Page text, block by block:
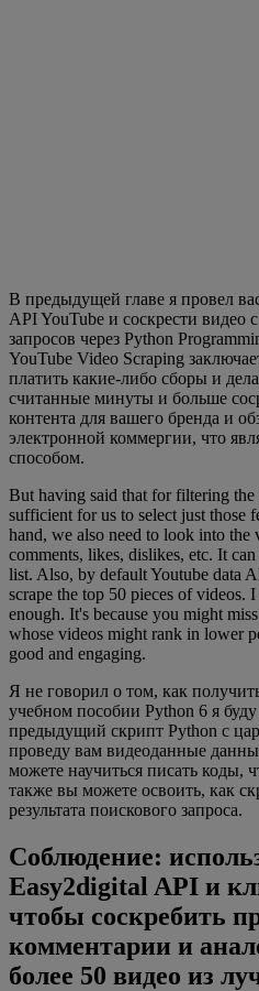
В предыдущей главе я провел
API YouTube и соскрести
запросов через Python
YouTube Video Scraping
платить какие-либо сборы и
считанные минуты и больше
контента для вашего бренда и
электронной коммергии, что
способом.
But having said that for filtering the
sufficient for us to select just those
hand, we also need to look into the
comments, likes, dislikes, etc. It
list. Also, by default Youtube data
scrape the top 50 pieces of videos.
enough. It's because you might
whose videos might rank in lower
good and engaging.
Я не говорил о том, как
учебном пособии Python 6 я
предыдущий скрипт Python с
проведу вам видеоданные
можете научиться писать коды,
также вы можете освоить, как
результата поискового запроса.
Соблюдение:
Easy2digital API и
чтобы соскребить
комментарии и
более 50 видео из